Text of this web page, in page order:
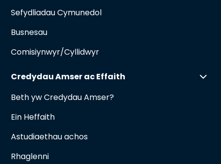
Sefydliadau Cymunedol
Busnesau
Comisiynwyr/Cyllidwyr
Credydau Amser ac Effaith
Beth yw Credydau Amser?
Ein Heffaith
Astudiaethau achos
Rhaglenni